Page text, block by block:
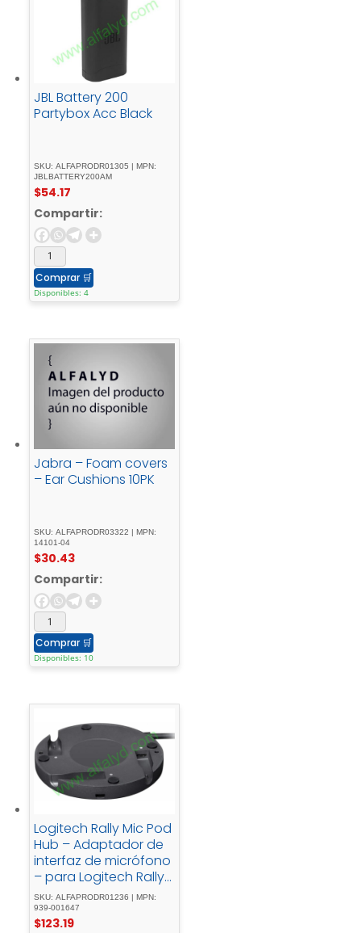
JBL Battery 200
Partybox Acc Black
SKU: ALFAPRODR01305 | MPN:
JBLBATTERY200AM
$54.17
Compartir:
Comprar 🛒
Disponibles: 4
Jabra – Foam covers
– Ear Cushions 10PK
SKU: ALFAPRODR03322 | MPN:
14101-04
$30.43
Compartir:
Comprar 🛒
Disponibles: 10
Logitech Rally Mic Pod
Hub – Adaptador de
interfaz de micrófono
– para Logitech Rally
Mic Pod, Rally, Rally
Plus
SKU: ALFAPRODR01236 | MPN:
939-001647
$123.19